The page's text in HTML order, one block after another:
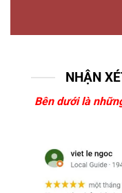
NHẬN
Bên dưới là